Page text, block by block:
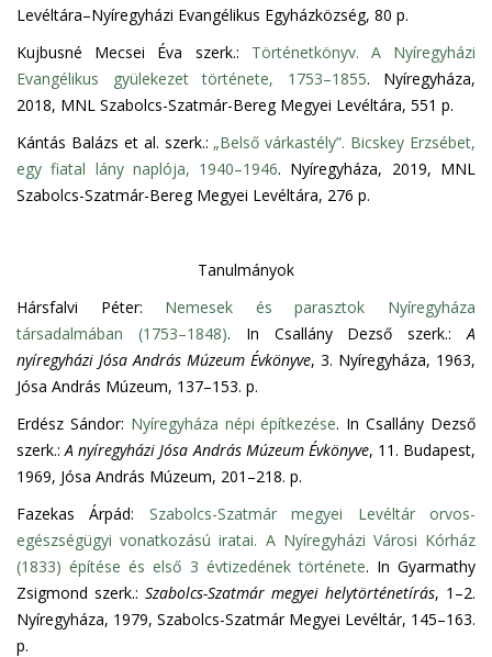
Levéltára–Nyíregyházi Evangélikus Egyházközség, 80 p.
Kujbusné Mecsei Éva szerk.: Történetkönyv. A Nyíregyházi
Evangélikus gyülekezet története, 1753–1855. Nyíregyháza,
2018, MNL Szabolcs-Szatmár-Bereg Megyei Levéltára, 551 p.
Kántás Balázs et al. szerk.: „Belső várkastély”. Bicskey Erzsébet,
egy fiatal lány naplója, 1940–1946. Nyíregyháza, 2019, MNL
Szabolcs-Szatmár-Bereg Megyei Levéltára, 276 p.
Tanulmányok
Hársfalvi Péter: Nemesek és parasztok Nyíregyháza
társadalmában (1753–1848). In Csallány Dezső szerk.:A
nyíregyházi Jósa András Múzeum Évkönyve, 3. Nyíregyháza, 1963,
Jósa András Múzeum, 137–153. p.
Erdész Sándor: Nyíregyháza népi építkezése. In Csallány Dezső
szerk.:A nyíregyházi Jósa András Múzeum Évkönyve, 11. Budapest,
1969, Jósa András Múzeum, 201–218. p.
Fazekas Árpád: Szabolcs-Szatmár megyei Levéltár orvos-
egészségügyi vonatkozású iratai. A Nyíregyházi Városi Kórház
(1833) építése és első 3 évtizedének története. In Gyarmathy
Zsigmond szerk.: Szabolcs-Szatmár megyei helytörténetírás, 1–2.
Nyíregyháza, 1979, Szabolcs-Szatmár Megyei Levéltár, 145–163.
p.